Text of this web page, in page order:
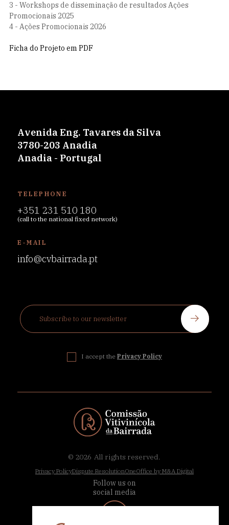
3 - Workshops de disseminação de resultados Ações
Promocionais 2025
4 - Ações Promocionais 2026
Ficha do Projeto em PDF
Avenida Eng. Tavares da Silva
3780-203 Anadia
Anadia - Portugal
TELEPHONE
+351 231 510 180
(call to the national fixed network)
E-MAIL
info@cvbairrada.pt
I accept the Privacy Policy
© 2026 All rights reserved.
Privacy PolicyDispute ResolutionOneOffice by M&A Digital
Follow us on
social media